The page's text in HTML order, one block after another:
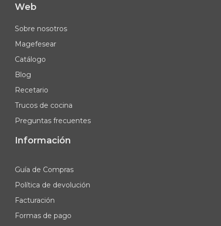
Web
Sobre nosotros
Magefesear
Catálogo
Blog
Recetario
Trucos de cocina
Preguntas frecuentes
Información
Guía de Compras
Política de devolución
Facturación
Formas de pago